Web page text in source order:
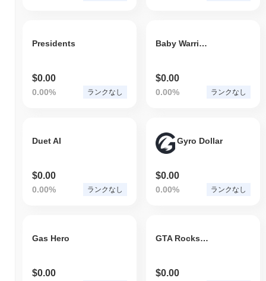
Presidents
$0.00
0.00% ランクなし
Baby Warriors & HEROES
$0.00
0.00% ランクなし
Duet AI
$0.00
0.00% ランクなし
Gyro Dollar
$0.00
0.00% ランクなし
Gas Hero
$0.00
GTA Rockstar Games
$0.00